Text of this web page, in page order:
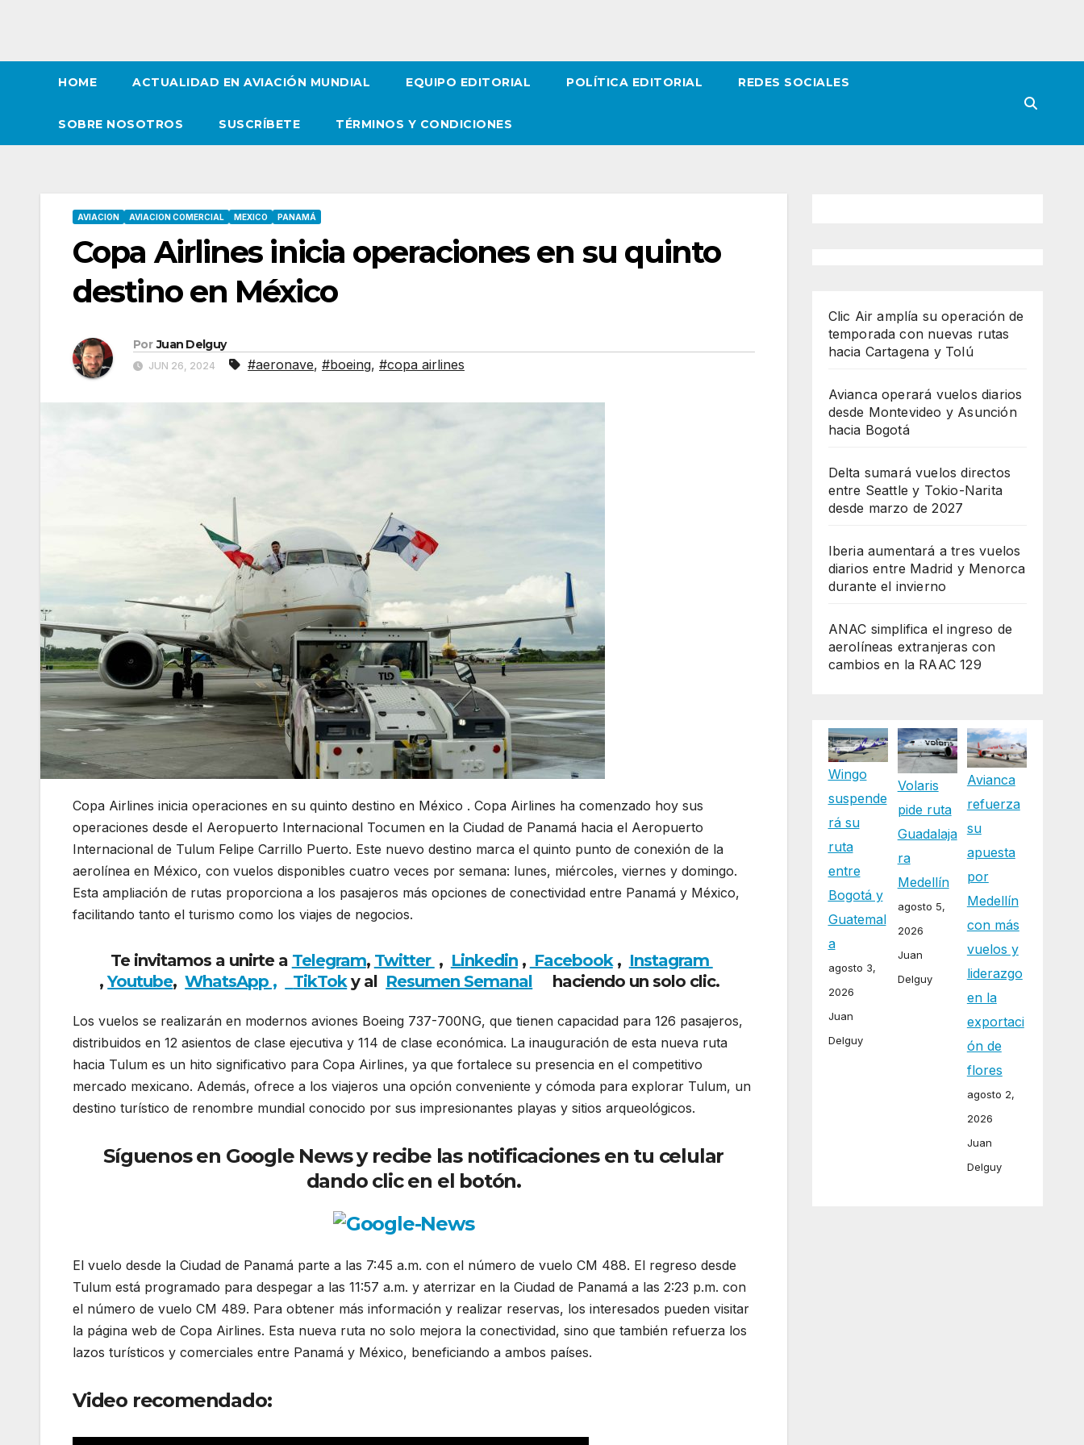
HOME ACTUALIDAD EN AVIACIÓN MUNDIAL EQUIPO EDITORIAL POLÍTICA EDITORIAL REDES SOCIALES
SOBRE NOSOTROS SUSCRÍBETE TÉRMINOS Y CONDICIONES
AVIACION AVIACION COMERCIAL MEXICO PANAMÁ
Copa Airlines inicia operaciones en su quinto
destino en México
Por Juan Delguy
JUN 26, 2024 #aeronave, #boeing, #copa airlines
Copa Airlines inicia operaciones en su quinto destino en México . Copa Airlines ha comenzado hoy sus
operaciones desde el Aeropuerto Internacional Tocumen en la Ciudad de Panamá hacia el Aeropuerto
Internacional de Tulum Felipe Carrillo Puerto. Este nuevo destino marca el quinto punto de conexión de la
aerolínea en México, con vuelos disponibles cuatro veces por semana: lunes, miércoles, viernes y domingo.
Esta ampliación de rutas proporciona a los pasajeros más opciones de conectividad entre Panamá y México,
facilitando tanto el turismo como los viajes de negocios.
Te invitamos a unirte a Telegram, Twitter , Linkedin, Facebook, Instagram
,Youtube,WhatsApp , TikToky al Resumen Semanal haciendo un solo clic.
Los vuelos se realizarán en modernos aviones Boeing 737-700NG, que tienen capacidad para 126 pasajeros,
distribuidos en 12 asientos de clase ejecutiva y 114 de clase económica. La inauguración de esta nueva ruta
hacia Tulum es un hito significativo para Copa Airlines, ya que fortalece su presencia en el competitivo
mercado mexicano. Además, ofrece a los viajeros una opción conveniente y cómoda para explorar Tulum, un
destino turístico de renombre mundial conocido por sus impresionantes playas y sitios arqueológicos.
Síguenos en Google News y recibe las notificaciones en tu celular
dando clic en el botón.
El vuelo desde la Ciudad de Panamá parte a las 7:45 a.m. con el número de vuelo CM 488. El regreso desde
Tulum está programado para despegar a las 11:57 a.m. y aterrizar en la Ciudad de Panamá a las 2:23 p.m. con
el número de vuelo CM 489. Para obtener más información y realizar reservas, los interesados pueden visitar
la página web de Copa Airlines. Esta nueva ruta no solo mejora la conectividad, sino que también refuerza los
lazos turísticos y comerciales entre Panamá y México, beneficiando a ambos países.
Video recomendado:
Clic Air amplía su operación de
temporada con nuevas rutas
hacia Cartagena y Tolú
Avianca operará vuelos diarios
desde Montevideo y Asunción
hacia Bogotá
Delta sumará vuelos directos
entre Seattle y Tokio-Narita
desde marzo de 2027
Iberia aumentará a tres vuelos
diarios entre Madrid y Menorca
durante el invierno
ANAC simplifica el ingreso de
aerolíneas extranjeras con
cambios en la RAAC 129
Wingo
suspende
rá su
ruta
entre
Bogotá y
Guatemal
a
agosto 3,
2026
Juan
Delguy
Volaris
pide ruta
Guadalaja
ra
Medellín
agosto 5,
2026
Juan
Delguy
Avianca
refuerza
su
apuesta
por
Medellín
con más
vuelos y
liderazgo
en la
exportaci
ón de
flores
agosto 2,
2026
Juan
Delguy